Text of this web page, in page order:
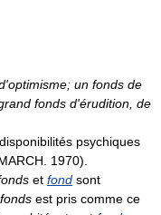
un fonds de
fonds d'érudition, de
psychiques
1970).
et fond sont
fonds est pris comme ce